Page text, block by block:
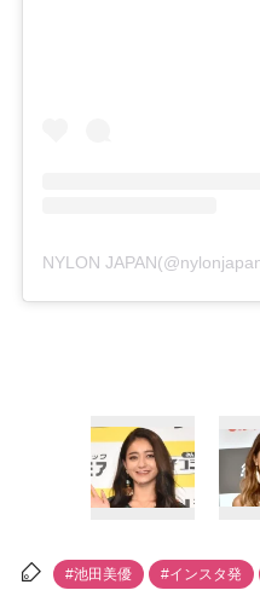
NYLON
#池田美優 #インスタ発